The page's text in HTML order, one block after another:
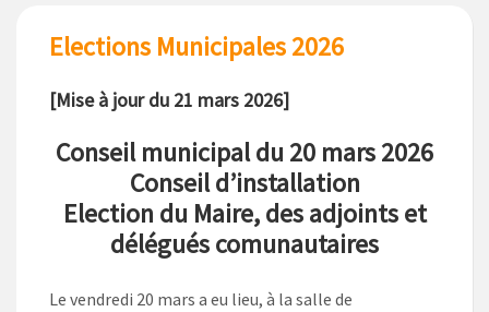
Elections Municipales 2026
[Mise à jour du 21 mars 2026]
Conseil municipal du 20 mars 2026
Conseil d’installation
Election du Maire, des adjoints et
délégués comunautaires
Le vendredi 20 mars a eu lieu, à la salle de